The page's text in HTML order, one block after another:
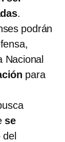
.
podrán
Nacional
para
se